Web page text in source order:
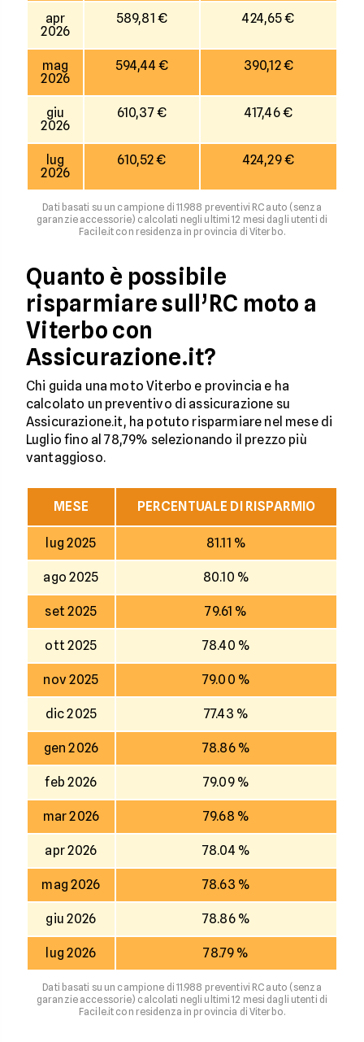
apr
2026
589,81 € 424,65 €
mag
2026
594,44 € 390,12 €
giu
2026
610,37 € 417,46 €
lug
2026
610,52 € 424,29 €
Dati basati su un campione di 11.988 preventivi RC auto (senza
garanzie accessorie) calcolati negli ultimi 12 mesi dagli utenti di
Facile.it con residenza in provincia di Viterbo.
Quanto è possibile
risparmiare sull’RC moto a
Viterbo con
Assicurazione.it?
Chi guida una moto Viterbo e provincia e ha
calcolato un preventivo di assicurazione su
Assicurazione.it, ha potuto risparmiare nel mese di
Luglio fino al 78,79% selezionando il prezzo più
vantaggioso.
MESE PERCENTUALE DI RISPARMIO
lug 2025 81.11 %
ago 2025 80.10 %
set 2025 79.61 %
ott 2025 78.40 %
nov 2025 79.00 %
dic 2025 77.43 %
gen 2026 78.86 %
feb 2026 79.09 %
mar 2026 79.68 %
apr 2026 78.04 %
mag 2026 78.63 %
giu 2026 78.86 %
lug 2026 78.79 %
Dati basati su un campione di 11.988 preventivi RC auto (senza
garanzie accessorie) calcolati negli ultimi 12 mesi dagli utenti di
Facile.it con residenza in provincia di Viterbo.